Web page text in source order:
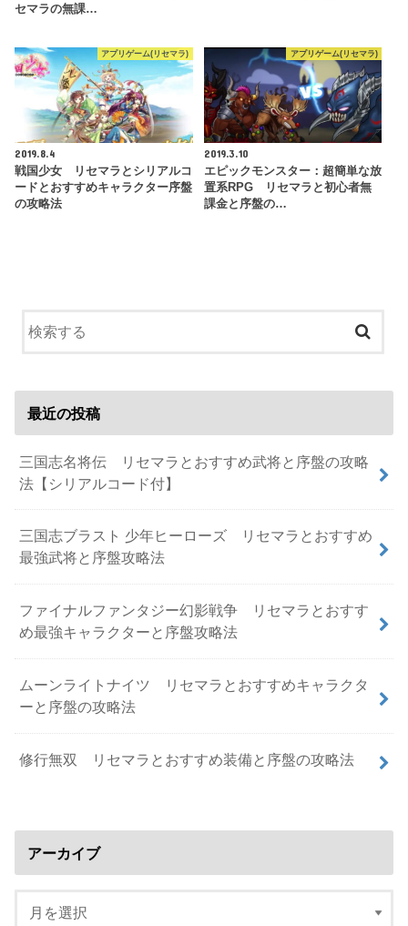
セマラの無課…
アプリゲーム(リセマラ)
2019.8.4
戦国少女 リセマラとシリアルコ
ードとおすすめキャラクター序盤
の攻略法
アプリゲーム(リセマラ)
2019.3.10
エピックモンスター：超簡単な放
置系RPG リセマラと初心者無
課金と序盤の…
最近の投稿
三国志名将伝 リセマラとおすすめ武将と序盤の攻略
法【シリアルコード付】
三国志ブラスト 少年ヒーローズ リセマラとおすすめ
最強武将と序盤攻略法
ファイナルファンタジー幻影戦争 リセマラとおすす
め最強キャラクターと序盤攻略法
ムーンライトナイツ リセマラとおすすめキャラクタ
ーと序盤の攻略法
修行無双 リセマラとおすすめ装備と序盤の攻略法
アーカイブ